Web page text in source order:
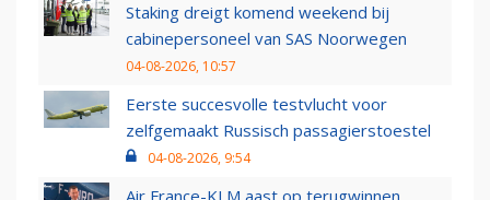
Staking dreigt komend weekend bij
cabinepersoneel van SAS Noorwegen
04-08-2026, 10:57
Eerste succesvolle testvlucht voor
zelfgemaakt Russisch passagierstoestel
04-08-2026, 9:54